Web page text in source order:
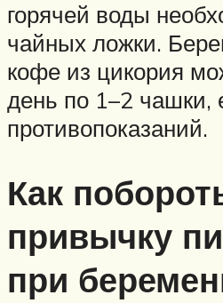
горячей воды
чайных ложки.
кофе из цикория
день по 1–2 чашки,
противопоказаний.
Как
привычку
при